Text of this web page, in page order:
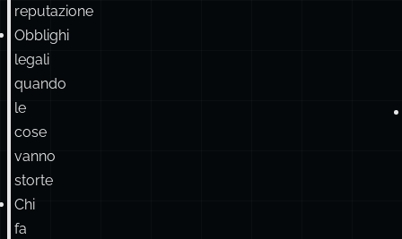
reputazione
Obblighi
legali
quando
le
cose
vanno
storte
Chi
fa